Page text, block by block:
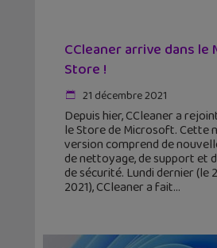
CCleaner arrive dans
Store !
21 décembre 2021
Depuis hier, CCleaner a
le Store de Microsoft. Cette
version comprend de
de nettoyage, de support et
de sécurité. Lundi dernier (le
2021), CCleaner a fait